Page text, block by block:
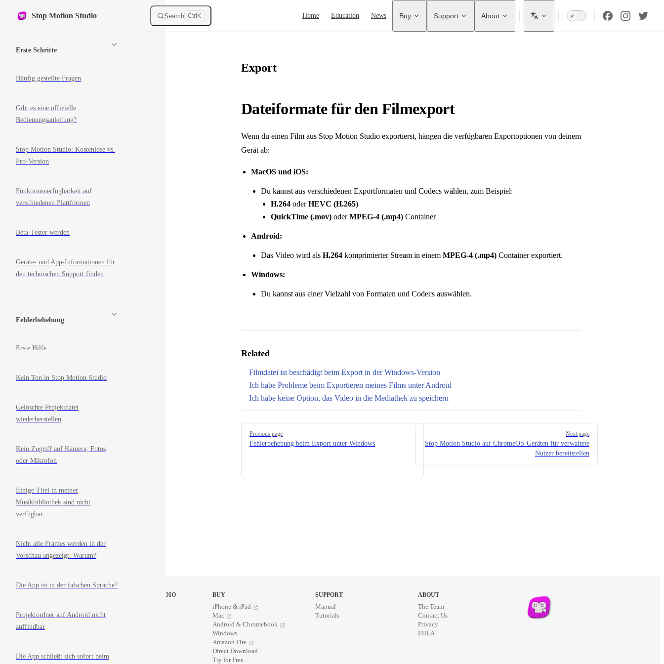
Skip to content
Stop Motion Studio Search Ctrl K Home Education News Buy Support About
Erste Schritte
Häufig gestellte Fragen
Gibt es eine offizielle
Bedienungsanleitung?
Stop Motion Studio: Kostenlose vs.
Pro-Version
Funktionsverfügbarkeit auf
verschiedenen Plattformen
Beta-Tester werden
Geräte- und App-Informationen für
den technischen Support finden
Fehlerbehebung
Erste Hilfe
Kein Ton in Stop Motion Studio
Gelöschte Projektdatei
wiederherstellen
Kein Zugriff auf Kamera, Fotos
oder Mikrofon
Einige Titel in meiner
Musikbibliothek sind nicht
verfügbar
Nicht alle Frames werden in der
Vorschau angezeigt. Warum?
Die App ist in der falschen Sprache?
Projektordner auf Android nicht
auffindbar
Die App schließt sich sofort beim
Export
Dateiformate für den Filmexport
Wenn du einen Film aus Stop Motion Studio exportierst, hängen die verfügbaren Exportoptionen von deinem
Gerät ab:
MacOS und iOS:
Du kannst aus verschiedenen Exportformaten und Codecs wählen, zum Beispiel:
H.264 oderHEVC (H.265)
QuickTime (.mov) oderMPEG-4 (.mp4) Container
Android:
Das Video wird als H.264 komprimierter Stream in einem MPEG-4 (.mp4) Container exportiert.
Windows:
Du kannst aus einer Vielzahl von Formaten und Codecs auswählen.
Related
Filmdatei ist beschädigt beim Export in der Windows-Version
Ich habe Probleme beim Exportieren meines Films unter Android
Ich habe keine Option, das Video in die Mediathek zu speichern
Pager
Previous page
Fehlerbehebung beim Export unter Windows
Next page
Stop Motion Studio auf ChromeOS-Geräten für verwaltete
Nutzer bereitstellen
STOP MOTION STUDIO BUY
iPhone & iPad
Mac
Android & Chromebook
Windows
Amazon Fire
Direct Download
Try for Free
SUPPORT
Manual
Tutorials
ABOUT
The Team
Contact Us
Privacy
EULA